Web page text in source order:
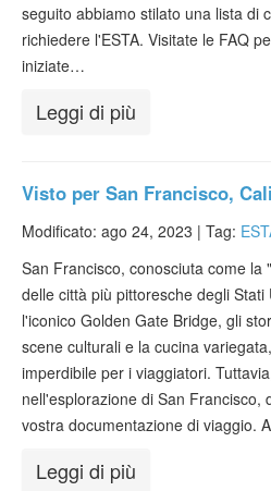
seguito abbiamo stilato una lista di
richiedere l'ESTA. Visitate le FAQ
iniziate…
Leggi di più
Visto per San Francisco,
Modificato: ago 24, 2023 | Tag:
San Francisco, conosciuta come la
delle città più pittoresche degli
l'iconico Golden Gate Bridge, gli
scene culturali e la cucina
imperdibile per i viaggiatori.
nell'esplorazione di San Francisco,
vostra documentazione di viaggio.
Leggi di più